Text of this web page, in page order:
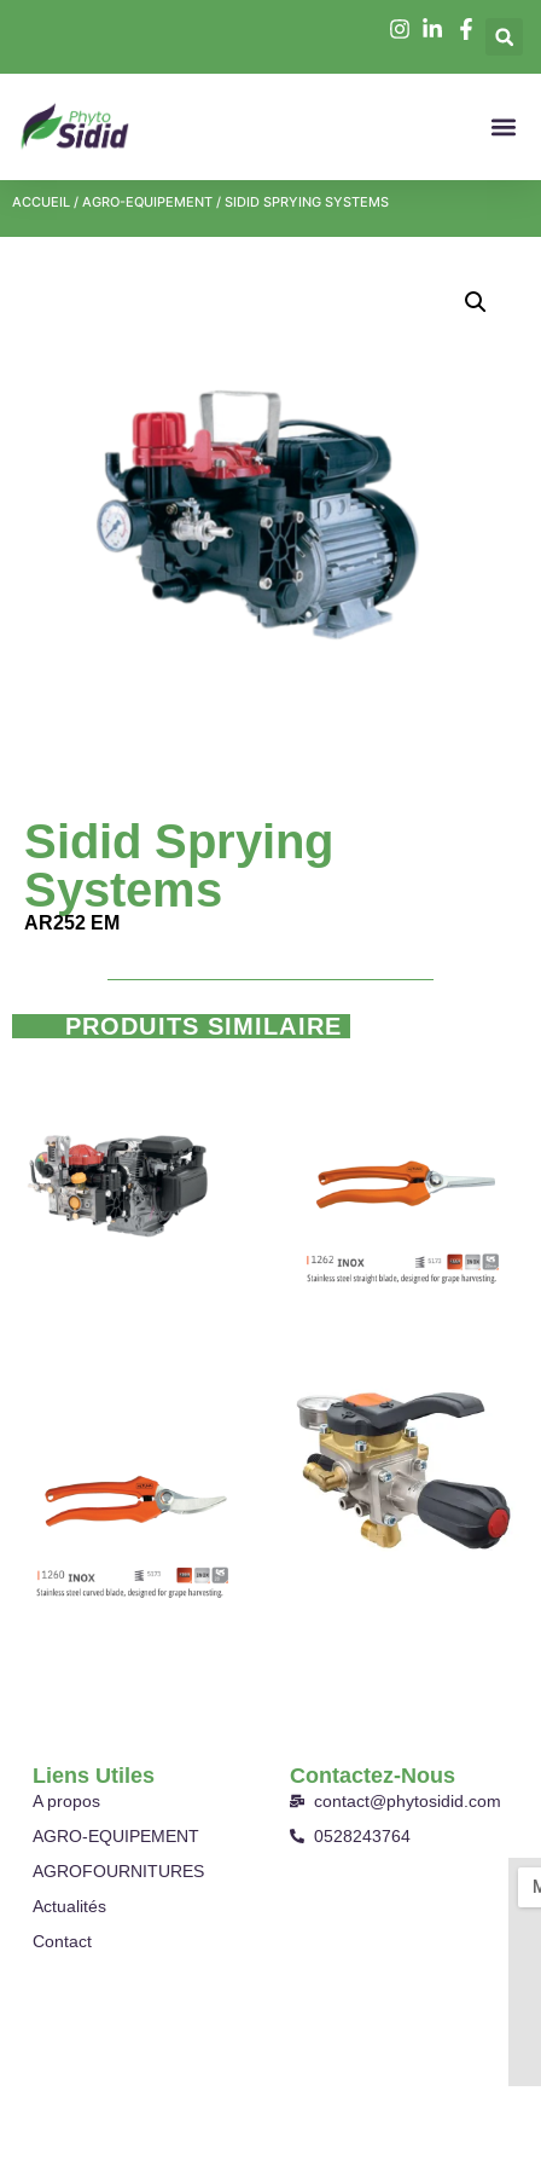
ACCUEIL / AGRO-EQUIPEMENT / SIDID SPRYING SYSTEMS
Sidid Sprying
Systems
AR252 EM
PRODUITS SIMILAIRE
Liens Utiles
A propos
AGRO-EQUIPEMENT
AGROFOURNITURES
Actualités
Contact
Contactez-Nous
contact@phytosidid.com
0528243764